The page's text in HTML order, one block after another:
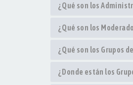
¿Qué son los
¿Qué son los
¿Qué son los Grupos
¿Donde están los